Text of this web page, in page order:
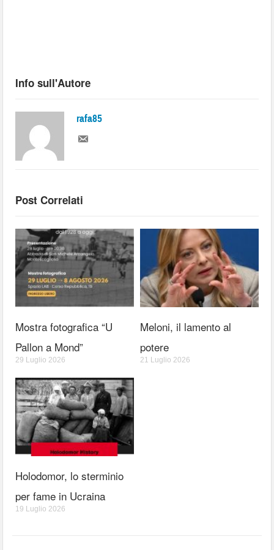
Info sull'Autore
rafa85
Post Correlati
Mostra fotografica “U
Pallon a Mond”
29 Luglio 2026
Meloni, il lamento al
potere
21 Luglio 2026
Holodomor, lo sterminio
per fame in Ucraina
19 Luglio 2026